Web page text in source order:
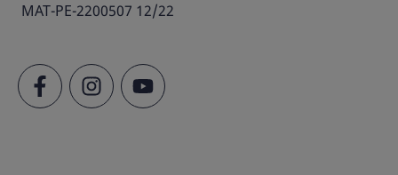
MAT-PE-2200507 12/22